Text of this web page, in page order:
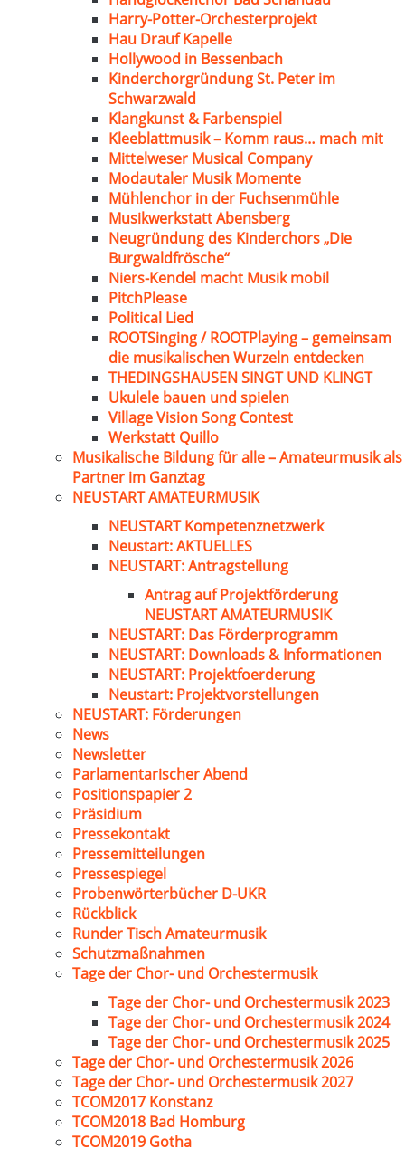
Harry-Potter-Orchesterprojekt
Hau Drauf Kapelle
Hollywood in Bessenbach
Kinderchorgründung St. Peter im
Schwarzwald
Klangkunst & Farbenspiel
Kleeblattmusik – Komm raus… mach mit
Mittelweser Musical Company
Modautaler Musik Momente
Mühlenchor in der Fuchsenmühle
Musikwerkstatt Abensberg
Neugründung des Kinderchors „Die
Burgwaldfrösche“
Niers-Kendel macht Musik mobil
PitchPlease
Political Lied
ROOTSinging / ROOTPlaying – gemeinsam
die musikalischen Wurzeln entdecken
THEDINGSHAUSEN SINGT UND KLINGT
Ukulele bauen und spielen
Village Vision Song Contest
Werkstatt Quillo
Musikalische Bildung für alle – Amateurmusik als
Partner im Ganztag
NEUSTART AMATEURMUSIK
NEUSTART Kompetenznetzwerk
Neustart: AKTUELLES
NEUSTART: Antragstellung
Antrag auf Projektförderung
NEUSTART AMATEURMUSIK
NEUSTART: Das Förderprogramm
NEUSTART: Downloads & Informationen
NEUSTART: Projektfoerderung
Neustart: Projektvorstellungen
NEUSTART: Förderungen
News
Newsletter
Parlamentarischer Abend
Positionspapier 2
Präsidium
Pressekontakt
Pressemitteilungen
Pressespiegel
Probenwörterbücher D-UKR
Rückblick
Runder Tisch Amateurmusik
Schutzmaßnahmen
Tage der Chor- und Orchestermusik
Tage der Chor- und Orchestermusik 2023
Tage der Chor- und Orchestermusik 2024
Tage der Chor- und Orchestermusik 2025
Tage der Chor- und Orchestermusik 2026
Tage der Chor- und Orchestermusik 2027
TCOM2017 Konstanz
TCOM2018 Bad Homburg
TCOM2019 Gotha